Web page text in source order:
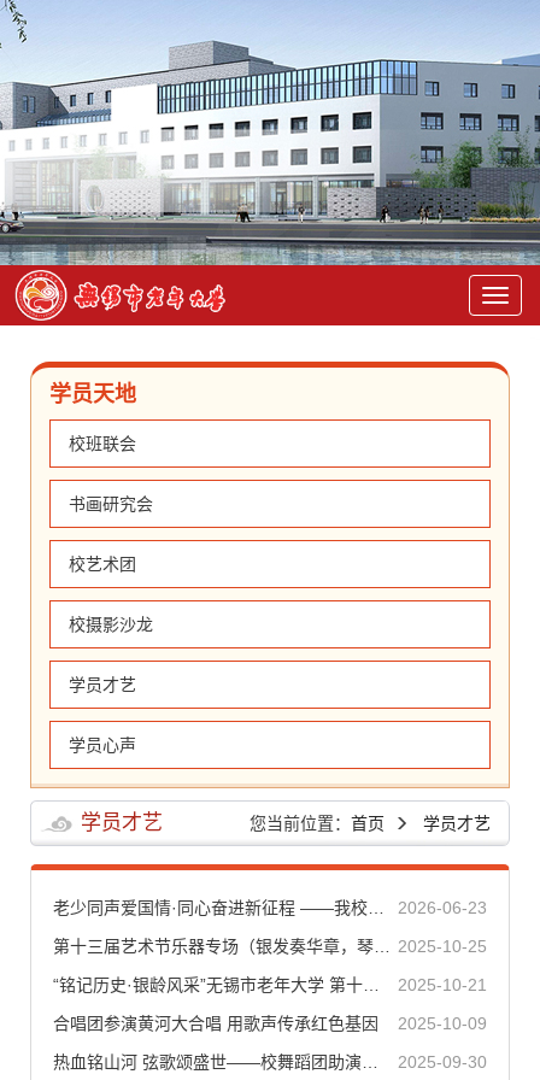
学员天地
校班联会
书画研究会
校艺术团
校摄影沙龙
学员才艺
学员心声
学员才艺 您当前位置： 首页 学员才艺
2026-06-23
2025-10-25
2025-10-21
合唱团参演黄河大合唱 用歌声传承红色基因
2025-10-09
2025-09-30